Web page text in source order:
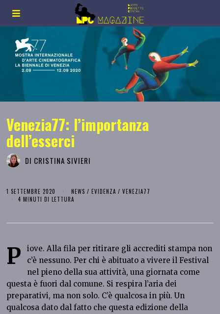
Venezia77: l’importanza
dell’esserci
DI CRISTINA SIVIERI
1 SETTEMBRE 2020 NEWS / EVIDENZA / VENEZIA77
4 MINUTI DI LETTURA
P
iove. Alla fila per ritirare gli accrediti stampa non
c’è nessuno. Per chi è abituato a vivere il Festival
nel pieno della sua attività, una giornata come
questa è fuori dal comune. Si respira l’aria dei
preparativi, ma non solo. C’è qualcosa in più. Un
qualcosa dato dal fatto che questa edizione della